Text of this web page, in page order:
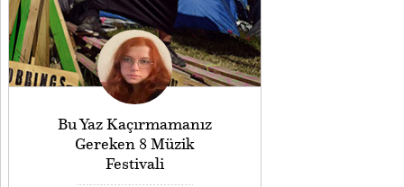
Bu Yaz Kaçırmamanız
Gereken 8 Müzik
Festivali